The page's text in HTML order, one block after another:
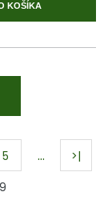
KOŠÍKA
5 …
>|
9